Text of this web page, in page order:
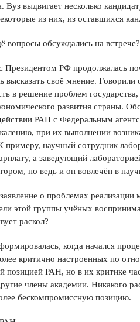
Вуз выдвигает несколько
из них, из оставшихся
обсуждались на встрече?
Президентом РФ продолжалась
высказать своё мнение.
в решение проблем
развития страны.
РАН с Федеральным
при их выполнении
примеру, научный сотрудник
а заведующий
но ведь и он вовлечён в
о проблемах реализации
этой группы учёных
раскол?
когда начался
критично настроенных по
позицией РАН, но в их критике
члены академии. Никакого
бескомпромиссную позицию.